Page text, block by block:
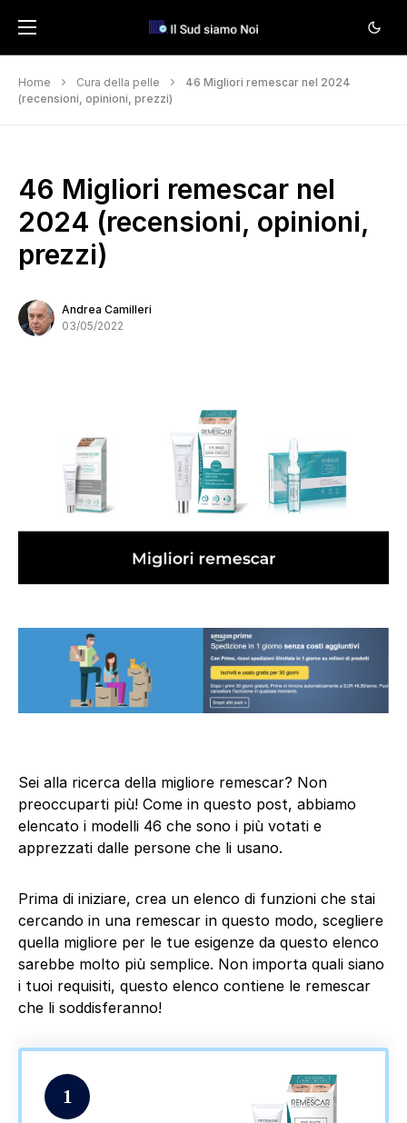
Home Cura della pelle
46 Migliori remescar nel 2024
(recensioni, opinioni, prezzi)
46 Migliori remescar nel
2024 (recensioni, opinioni,
prezzi)
Andrea Camilleri
03/05/2022
Sei alla ricerca della migliore remescar? Non
preoccuparti più! Come in questo post, abbiamo
elencato i modelli 46 che sono i più votati e
apprezzati dalle persone che li usano.
Prima di iniziare, crea un elenco di funzioni che stai
cercando in una remescar in questo modo, scegliere
quella migliore per le tue esigenze da questo elenco
sarebbe molto più semplice. Non importa quali siano
i tuoi requisiti, questo elenco contiene le remescar
che li soddisferanno!
1